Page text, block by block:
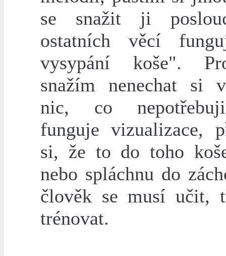
se snažit ji
ostatních věcí
vysypání koše".
snažím nenechat si
nic, co
funguje vizualizace,
si, že to do toho
nebo spláchnu do
člověk se musí učit,
trénovat.